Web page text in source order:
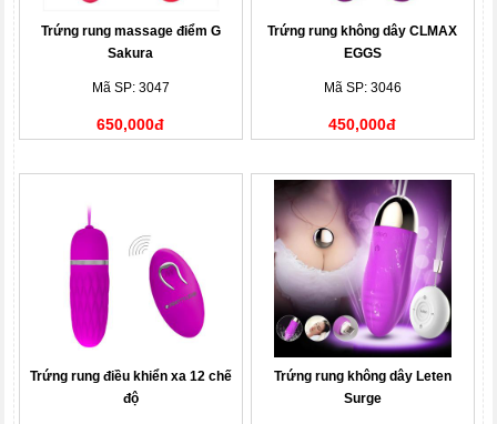
Trứng rung massage điểm G
Sakura
Mã SP: 3047
650,000đ
Trứng rung không dây CLMAX
EGGS
Mã SP: 3046
450,000đ
Trứng rung điều khiển xa 12 chế
độ
Trứng rung không dây Leten
Surge